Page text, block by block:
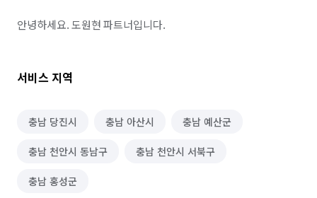
안녕하세요. 도원현 파트너입니다.
서비스 지역
충남 당진시 충남 아산시 충남 예산군
충남 천안시 동남구 충남 천안시 서북구
충남 홍성군